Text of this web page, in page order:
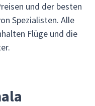
und der besten
Spezialisten. Alle
Flüge und die